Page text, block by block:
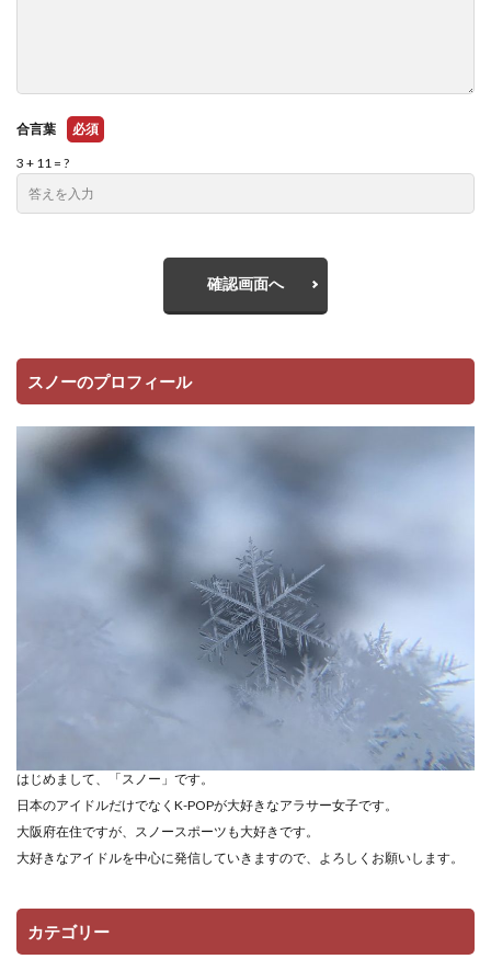
合言葉 必須
3 + 11 = ?
確認画面へ
スノーのプロフィール
はじめまして、「スノー」です。
日本のアイドルだけでなくK-POPが大好きなアラサー女子です。
大阪府在住ですが、スノースポーツも大好きです。
大好きなアイドルを中心に発信していきますので、よろしくお願いします。
カテゴリー